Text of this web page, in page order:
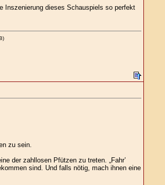
Inszenierung dieses Schauspiels so perfekt
zu sein.
der zahllosen Pfützen zu treten. „Fahr’
sind. Und falls nötig, mach ihnen eine